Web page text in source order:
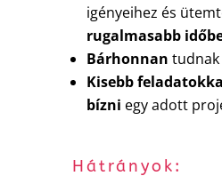
igényeihez és
rugalmasabb
Bárhonnan
Kisebb
bízni egy adott
Hátrányok: